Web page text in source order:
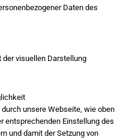
Daten des
der visuellen Darstellung
unsere Webseite, wie oben
entsprechenden Einstellung des
und damit der Setzung von